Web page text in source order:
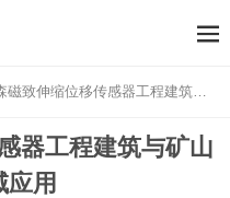
伸缩位移传感器工程建筑与矿山开采领域应用
器工程建筑与矿山
应用